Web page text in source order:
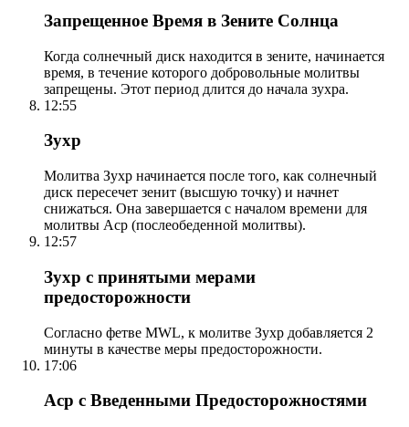
Запрещенное Время в Зените Солнца
Когда солнечный диск находится в зените, начинается
время, в течение которого добровольные молитвы
запрещены. Этот период длится до начала зухра.
12:55
Зухр
Молитва Зухр начинается после того, как солнечный
диск пересечет зенит (высшую точку) и начнет
снижаться. Она завершается с началом времени для
молитвы Аср (послеобеденной молитвы).
12:57
Зухр с принятыми мерами
предосторожности
Согласно фетве MWL, к молитве Зухр добавляется 2
минуты в качестве меры предосторожности.
17:06
Аср с Введенными Предосторожностями